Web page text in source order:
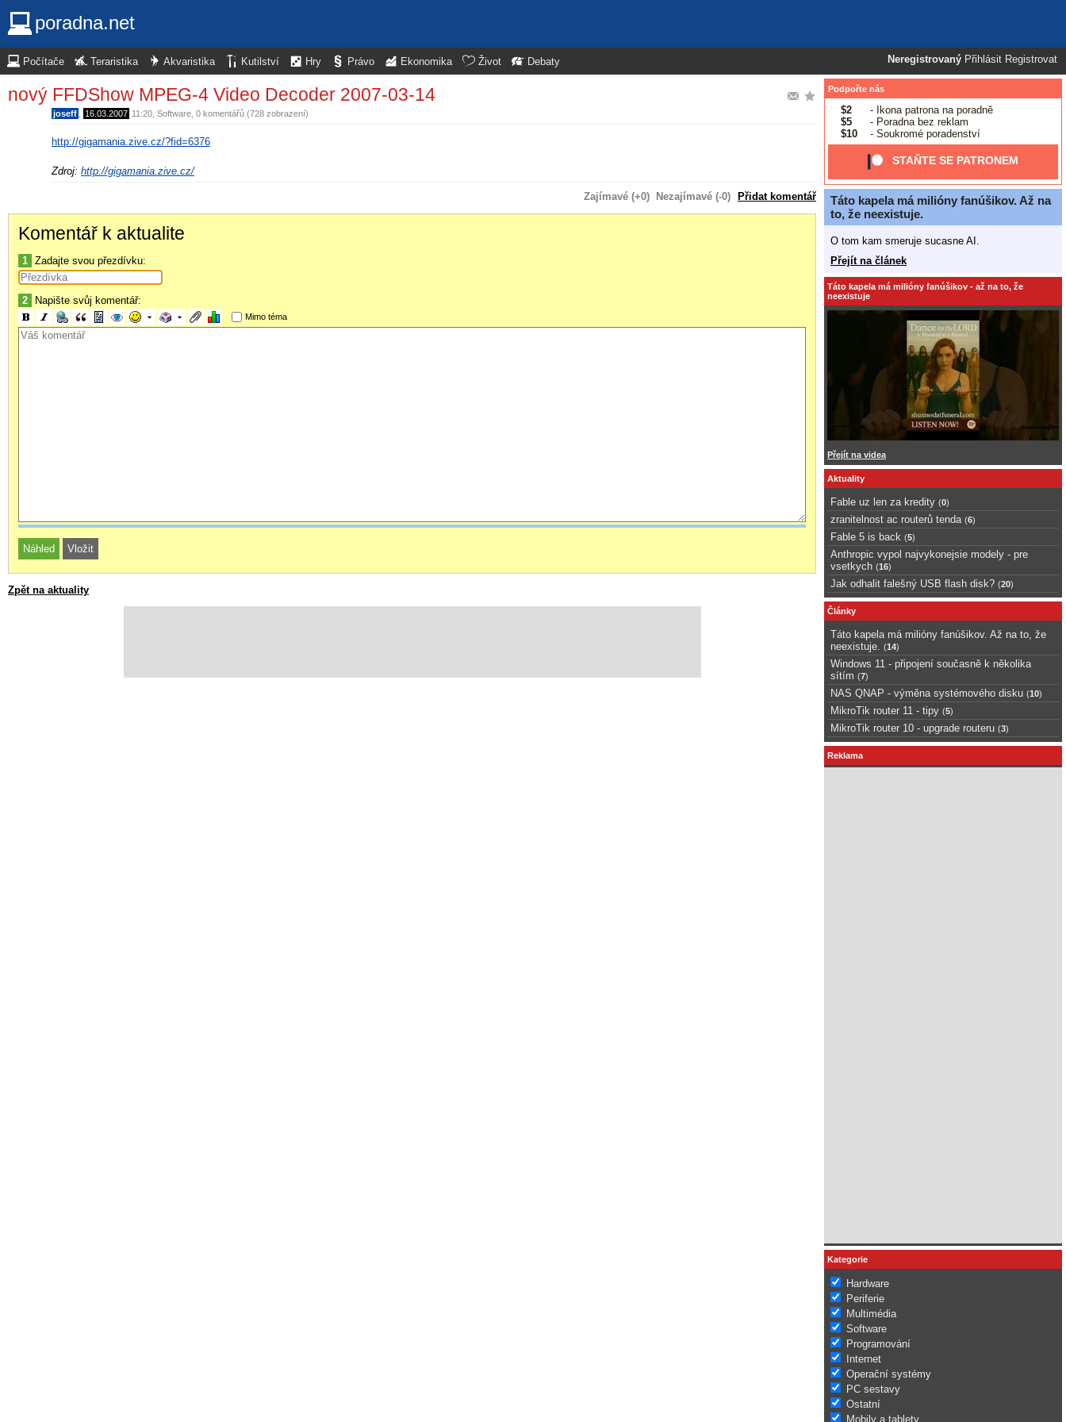
poradna.net
Neregistrovaný Přihlásit Registrovat
Počítače Teraristika Akvaristika Kutilství Hry Právo Ekonomika Život Debaty
nový FFDShow MPEG-4 Video Decoder 2007-03-14
joseff 16.03.2007 11:20 Software , 0 komentářů (728 zobrazení)
http://gigamania.zive.cz/?fid=6376
Zdroj: http://gigamania.zive.cz/
Zajímavé (+0) Nezajímavé (-0) Přidat komentář
Komentář k aktualite
1 Zadajte svou přezdívku:
2 Napište svůj komentář:
Mimo téma
Zpět na aktuality
Podpořte nás
$2
- Ikona patrona na poradně
$5
- Poradna bez reklam
$10
- Soukromé poradenství
STAŇTE SE PATRONEM
Táto kapela má milióny fanúšikov. Až na
to, že neexistuje.
O tom kam smeruje sucasne AI.
Přejít na článek
Táto kapela má milióny fanúšikov - až na to, že
neexistuje
Přejít na videa
Aktuality
Fable uz len za kredity (0)
zranitelnost ac routerů tenda (6)
Fable 5 is back (5)
Anthropic vypol najvykonejsie modely - pre
vsetkych (16)
Jak odhalit falešný USB flash disk? (20)
Články
Táto kapela má milióny fanúšikov. Až na to, že
neexistuje.
(14)
Windows 11 - připojení současně k několika
sítím (7)
NAS QNAP - výměna systémového disku (10)
MikroTik router 11 - tipy (5)
MikroTik router 10 - upgrade routeru (3)
Reklama
Kategorie
Hardware
Periferie
Multimédia
Software
Programování
Internet
Operační systémy
PC sestavy
Ostatní
Mobily a tablety